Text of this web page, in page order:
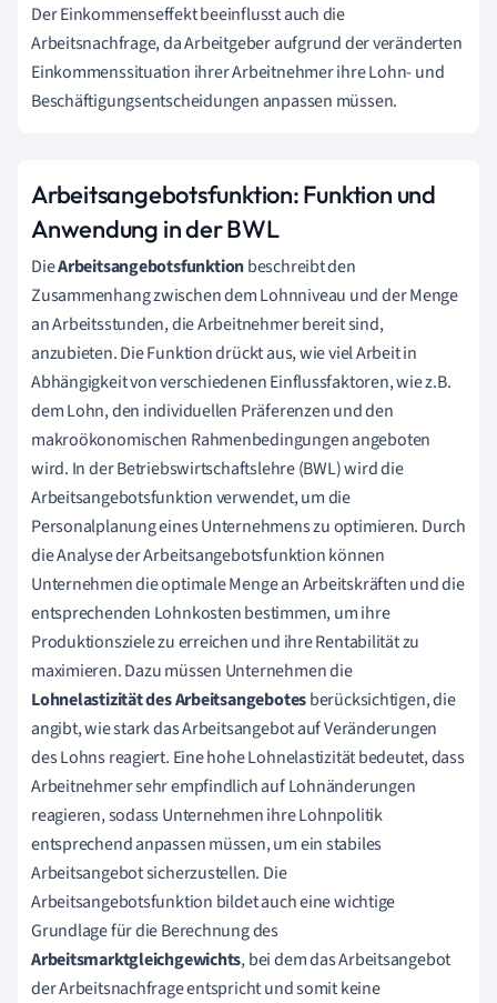
Der Einkommenseffekt beeinflusst auch die
Arbeitsnachfrage, da Arbeitgeber aufgrund der veränderten
Einkommenssituation ihrer Arbeitnehmer ihre Lohn- und
Beschäftigungsentscheidungen anpassen müssen.
Arbeitsangebotsfunktion: Funktion und
Anwendung in der BWL
DieArbeitsangebotsfunktionbeschreibt den
Zusammenhang zwischen dem Lohnniveau und der Menge
an Arbeitsstunden, die Arbeitnehmer bereit sind,
anzubieten. Die Funktion drückt aus, wie viel Arbeit in
Abhängigkeit von verschiedenen Einflussfaktoren, wie z.B.
dem Lohn, den individuellen Präferenzen und den
makroökonomischen Rahmenbedingungen angeboten
wird. In der Betriebswirtschaftslehre (BWL) wird die
Arbeitsangebotsfunktion verwendet, um die
Personalplanung eines Unternehmens zu optimieren. Durch
die Analyse der Arbeitsangebotsfunktion können
Unternehmen die optimale Menge an Arbeitskräften und die
entsprechenden Lohnkosten bestimmen, um ihre
Produktionsziele zu erreichen und ihre Rentabilität zu
maximieren. Dazu müssen Unternehmen die
Lohnelastizität des Arbeitsangebotesberücksichtigen, die
angibt, wie stark das Arbeitsangebot auf Veränderungen
des Lohns reagiert. Eine hohe Lohnelastizität bedeutet, dass
Arbeitnehmer sehr empfindlich auf Lohnänderungen
reagieren, sodass Unternehmen ihre Lohnpolitik
entsprechend anpassen müssen, um ein stabiles
Arbeitsangebot sicherzustellen. Die
Arbeitsangebotsfunktion bildet auch eine wichtige
Grundlage für die Berechnung des
Arbeitsmarktgleichgewichts, bei dem das Arbeitsangebot
der Arbeitsnachfrage entspricht und somit keine